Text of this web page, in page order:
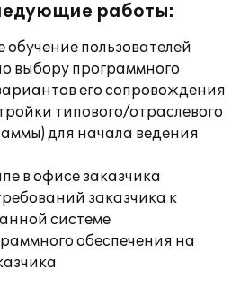
работы:
пользователей
выбору программного
его сопровождения
типового/отраслевого
для начала ведения
в офисе заказчика
заказчика к
системе
обеспечения на